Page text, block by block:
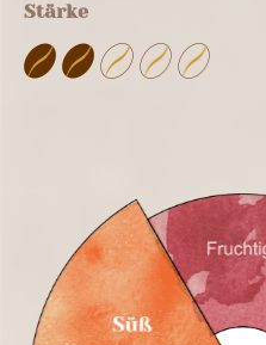
Stärke